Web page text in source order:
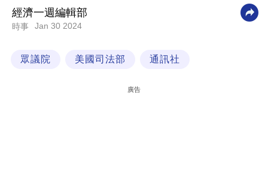
業
科
經濟一週編輯部
時事 Jan 30 2024
眾議院 美國司法部 通訊社
廣告